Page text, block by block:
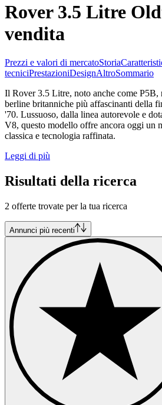
Rover 3.5 Litre
vendita
Prezzi e valori di mercatoStoria
tecniciPrestazioniDesignAltroSommario
Il Rover 3.5 Litre, noto anche come P5B,
berline britanniche più affascinanti della
'70. Lussuoso, dalla linea autorevole e
V8, questo modello offre ancora oggi un
classica e tecnologia raffinata.
Leggi di più
Risultati della ricerca
2 offerte trovate per la tua ricerca
Annunci più recenti